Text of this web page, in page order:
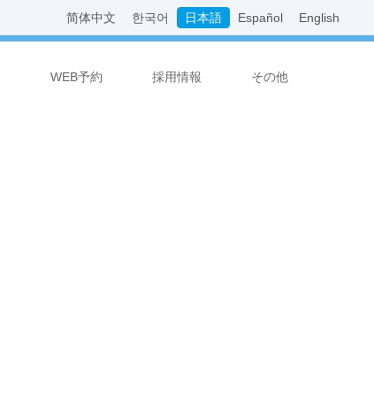
简体中文 한국어 日本語 Español English
WEB予約 採用情報 その他